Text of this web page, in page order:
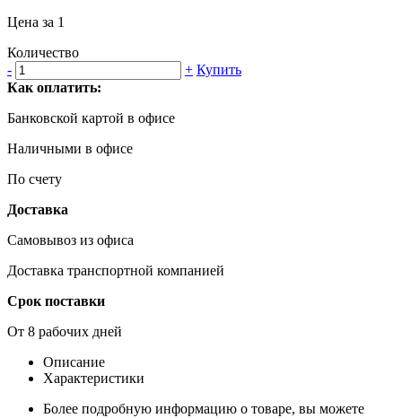
Цена за 1
Количество
-
+ Купить
Как оплатить:
Банковской картой в офисе
Наличными в офисе
По счету
Доставка
Самовывоз из офиса
Доставка транспортной компанией
Срок поставки
От 8 рабочих дней
Описание
Характеристики
Более подробную информацию о товаре, вы можете